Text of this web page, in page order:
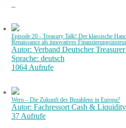
Episode 20 - Treasury Talk! Der klassische
Renaissance als innovatives
Autor: Verband Deutscher
Sprache: deutsch
1064 Aufrufe
Wero – Die Zukunft des Bezahlens in Europa?
Autor: Fachressort Cash & Liquidity
37 Aufrufe